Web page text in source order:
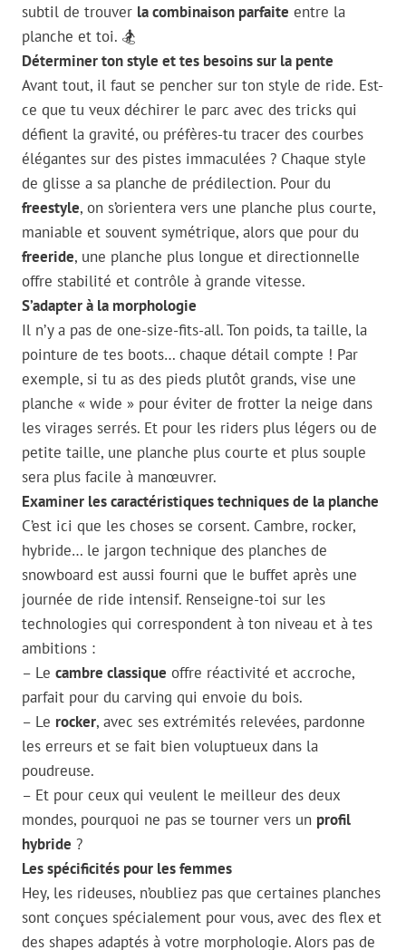
subtil de trouver la combinaison parfaite entre la
planche et toi. 🏂
Déterminer ton style et tes besoins sur la pente
Avant tout, il faut se pencher sur ton style de ride. Est-
ce que tu veux déchirer le parc avec des tricks qui
défient la gravité, ou préfères-tu tracer des courbes
élégantes sur des pistes immaculées ? Chaque style
de glisse a sa planche de prédilection. Pour du
freestyle, on s’orientera vers une planche plus courte,
maniable et souvent symétrique, alors que pour du
freeride, une planche plus longue et directionnelle
offre stabilité et contrôle à grande vitesse.
S’adapter à la morphologie
Il n’y a pas de one-size-fits-all. Ton poids, ta taille, la
pointure de tes boots… chaque détail compte ! Par
exemple, si tu as des pieds plutôt grands, vise une
planche « wide » pour éviter de frotter la neige dans
les virages serrés. Et pour les riders plus légers ou de
petite taille, une planche plus courte et plus souple
sera plus facile à manœuvrer.
Examiner les caractéristiques techniques de la planche
C’est ici que les choses se corsent. Cambre, rocker,
hybride… le jargon technique des planches de
snowboard est aussi fourni que le buffet après une
journée de ride intensif. Renseigne-toi sur les
technologies qui correspondent à ton niveau et à tes
ambitions :
– Le cambre classique offre réactivité et accroche,
parfait pour du carving qui envoie du bois.
– Le rocker, avec ses extrémités relevées, pardonne
les erreurs et se fait bien voluptueux dans la
poudreuse.
– Et pour ceux qui veulent le meilleur des deux
mondes, pourquoi ne pas se tourner vers un profil
hybride ?
Les spécificités pour les femmes
Hey, les rideuses, n’oubliez pas que certaines planches
sont conçues spécialement pour vous, avec des flex et
des shapes adaptés à votre morphologie. Alors pas de